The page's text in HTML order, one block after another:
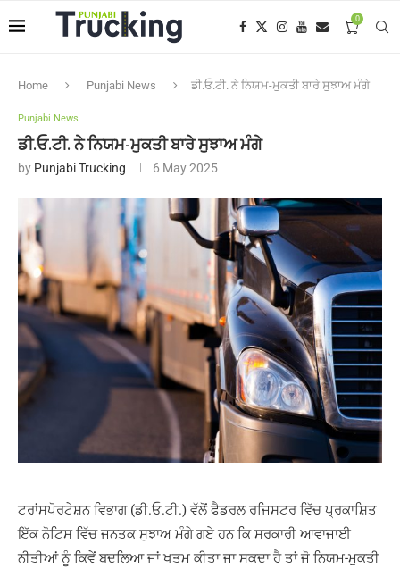
0
Home Punjabi News ਡੀ.ਓ.ਟੀ. ਨੇ ਨਿਯਮ-ਮੁਕਤੀ ਬਾਰੇ ਸੁਝਾਅ ਮੰਗੇ
Punjabi News
ਡੀ.ਓ.ਟੀ. ਨੇ ਨਿਯਮ-ਮੁਕਤੀ ਬਾਰੇ ਸੁਝਾਅ ਮੰਗੇ
by Punjabi Trucking 6 May 2025
ਟਰਾਂਸਪੋਰਟੇਸ਼ਨ ਵਿਭਾਗ (ਡੀ.ਓ.ਟੀ.) ਵੱਲੋਂ ਫੈਡਰਲ ਰਜਿਸਟਰ ਵਿੱਚ ਪ੍ਰਕਾਸ਼ਿਤ
ਇੱਕ ਨੋਟਿਸ ਵਿੱਚ ਜਨਤਕ ਸੁਝਾਅ ਮੰਗੇ ਗਏ ਹਨ ਕਿ ਸਰਕਾਰੀ ਆਵਾਜਾਈ
ਨੀਤੀਆਂ ਨੂੰ ਕਿਵੇਂ ਬਦਲਿਆ ਜਾਂ ਖਤਮ ਕੀਤਾ ਜਾ ਸਕਦਾ ਹੈ ਤਾਂ ਜੋ ਨਿਯਮ-ਮੁਕਤੀ